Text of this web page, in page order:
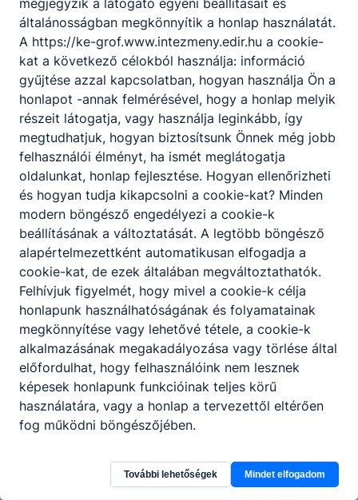
Felvételi időpontok 2026
A szóbeli vizsga időpontja a magyar-angol
két tanítási nyelvű Közlekedés és
szállítmányozás ágazati (Logisztikai
technikus, 0803 tanulmányi terület),
valamint a pályaalkalmassági vizsga
időpontja a Kreatív ágazati (Dekoratőr,
0804 tanulmányi terület) technikumi
képzésekre jelentkezők számára: 2026.
március 3. (kedd), 13.00. óra.
2026. febr. 23. Hírszerkesztő
Partnereink
általánosságban megkönnyítik a honlap használatát.
A https://ke-grof.www.intezmeny.edir.hu a cookie-
kat a következő célokból használja: információ
gyűjtése azzal kapcsolatban, hogyan használja Ön a
honlapot -annak felmérésével, hogy a honlap melyik
részeit látogatja, vagy használja leginkább, így
megtudhatjuk, hogyan biztosítsunk Önnek még jobb
felhasználói élményt, ha ismét meglátogatja
oldalunkat, honlap fejlesztése. Hogyan ellenőrizheti
és hogyan tudja kikapcsolni a cookie-kat? Minden
modern böngésző engedélyezi a cookie-k
beállításának a változtatását. A legtöbb böngésző
alapértelmezettként automatikusan elfogadja a
cookie-kat, de ezek általában megváltoztathatók.
Felhívjuk figyelmét, hogy mivel a cookie-k célja
honlapunk használhatóságának és folyamatainak
megkönnyítése vagy lehetővé tétele, a cookie-k
alkalmazásának megakadályozása vagy törlése által
előfordulhat, hogy felhasználóink nem lesznek
képesek honlapunk funkcióinak teljes körű
használatára, vagy a honlap a tervezettől eltérően
fog működni böngészőjében.
További lehetőségek Mindet elfogadom